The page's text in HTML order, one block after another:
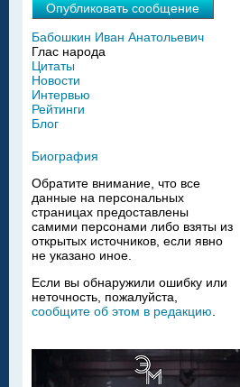
Опубликовать сообщение
Бабошкин Иван Анатольевич
Глас народа
Цитаты
Новости
Интервью
Рейтинги
Блог
Биография
Обратите внимание, что все
данные на персональных
страницах предоставлены
самими персонами либо взяты из
открытых источников, если явно
не указано иное.
Если вы обнаружили ошибку или
неточность, пожалуйста,
сообщите об этом в редакцию